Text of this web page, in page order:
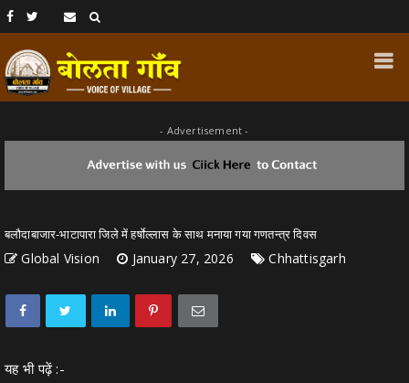
- Advertisement -
बलौदाबाजार-भाटापारा जिले में हर्षाेल्लास के साथ मनाया गया गणतन्त्र दिवस
Global Vision January 27, 2026 Chhattisgarh
यह भी पढ़ें :-